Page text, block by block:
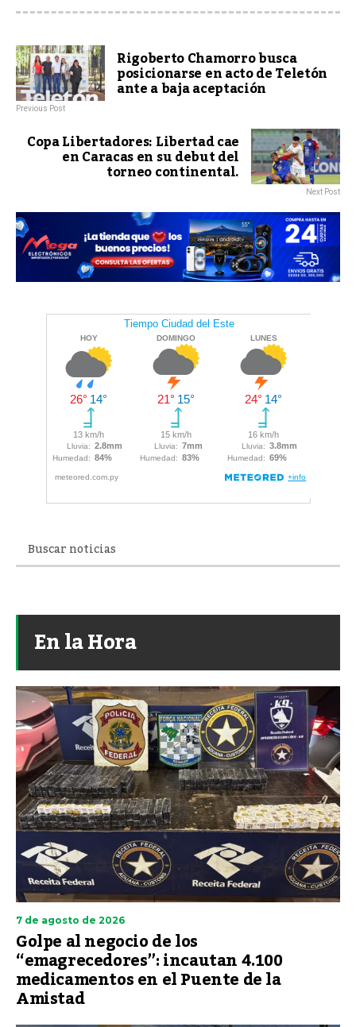
Rigoberto Chamorro busca
posicionarse en acto de Teletón
ante a baja aceptación
Previous Post
Copa Libertadores: Libertad cae
en Caracas en su debut del
torneo continental.
Next Post
En la Hora
7 de agosto de 2026
Golpe al negocio de los
“emagrecedores”: incautan 4.100
medicamentos en el Puente de la
Amistad